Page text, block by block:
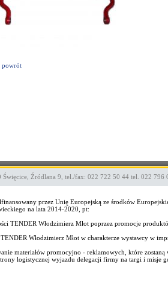
powrót
Święcice Źródlana 9 tel./fax: 022 722 50 44 tel. 022 796
przez Unię Europejską ze środków
na lata 2014-2020, pt:
TENDER Włodzimierz Młot poprzez promocje
Włodzimierz Młot w charakterze wystawcy w
materiałów promocyjno - reklamowych, które
logistycznej wyjazdu delegacji firmy na targi i misje